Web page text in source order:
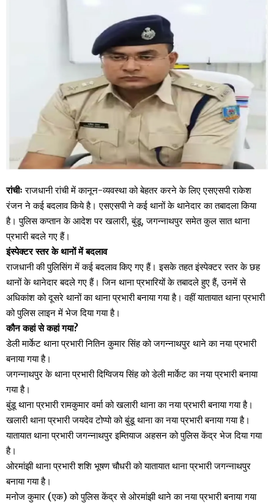
रांचीः राजधानी रांची में कानून-व्यवस्था को बेहतर करने के लिए एसएसपी राकेश
रंजन ने कई बदलाव किये है। एसएसपी ने कई थानों के थानेदार का तबादला किया
है। पुलिस कप्तान के आदेश पर खलारी, बुंडू, जगन्नाथपुर समेत कुल सात थाना
प्रभारी बदले गए हैं।
इंस्पेक्टर स्तर के थानों में बदलाव
राजधानी की पुलिसिंग में कई बदलाव किए गए हैं। इसके तहत इंस्पेक्टर स्तर के छह
थानों के थानेदार बदले गए हैं। जिन थाना प्रभारियों के तबादले हुए हैं, उनमें से
अधिकांश को दूसरे थानों का थाना प्रभारी बनाया गया है। वहीं यातायात थाना प्रभारी
को पुलिस लाइन में भेज दिया गया है।
कौन कहां से कहां गया?
डेली मार्केट थाना प्रभारी नितिन कुमार सिंह को जगन्नाथपुर थाने का नया प्रभारी
बनाया गया है।
जगन्नाथपुर के थाना प्रभारी दिग्विजय सिंह को डेली मार्केट का नया प्रभारी बनाया
गया है।
बुंडू थाना प्रभारी रामकुमार वर्मा को खलारी थाना का नया प्रभारी बनाया गया है।
खलारी थाना प्रभारी जयदेव टोप्पो को बुंडू थाना का नया प्रभारी बनाया गया है।
यातायात थाना प्रभारी जगन्नाथपुर इम्तियाज अहसन को पुलिस केंद्र भेज दिया गया
है।
ओरमांझी थाना प्रभारी शशि भूषण चौधरी को यातायात थाना प्रभारी जगन्नाथपुर
बनाया गया है।
मनोज कुमार (एक) को पुलिस केंद्र से ओरमांझी थाने का नया प्रभारी बनाया गया